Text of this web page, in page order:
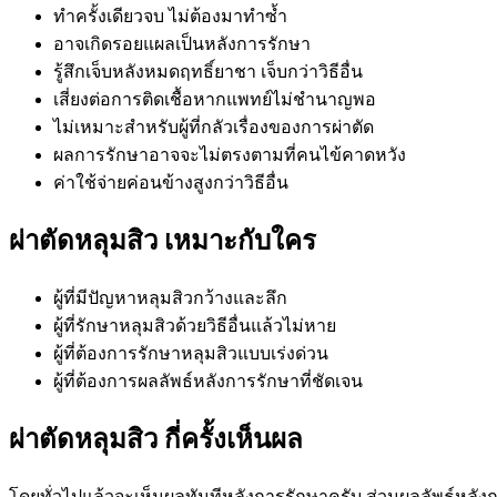
ทำครั้งเดียวจบ ไม่ต้องมาทำซ้ำ
อาจเกิดรอยแผลเป็นหลังการรักษา
รู้สึกเจ็บหลังหมดฤทธิ์ยาชา เจ็บกว่าวิธีอื่น
เสี่ยงต่อการติดเชื้อหากแพทย์ไม่ชำนาญพอ
ไม่เหมาะสำหรับผู้ที่กลัวเรื่องของการผ่าตัด
ผลการรักษาอาจจะไม่ตรงตามที่คนไข้คาดหวัง
ค่าใช้จ่ายค่อนข้างสูงกว่าวิธีอื่น
ผ่าตัดหลุมสิว เหมาะกับใคร
ผู้ที่มีปัญหาหลุมสิวกว้างและลึก
ผู้ที่รักษาหลุมสิวด้วยวิธีอื่นแล้วไม่หาย
ผู้ที่ต้องการรักษาหลุมสิวแบบเร่งด่วน
ผู้ที่ต้องการผลลัพธ์หลังการรักษาที่ชัดเจน
ผ่าตัดหลุมสิว กี่ครั้งเห็นผล